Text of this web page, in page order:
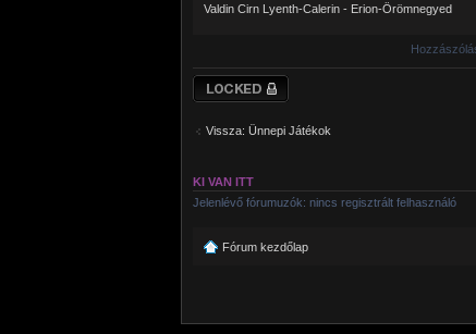
Valdin Cirn Lyenth-Calerin - Erion-Örömnegyed
Téma lezárva
Vissza: Ünnepi Játékok
KI VAN ITT
Jelenlévő fórumuzók: nincs regisztrált felhasználó
Fórum kezdőlap